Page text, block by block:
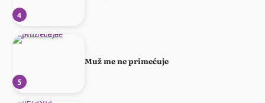
4
5
Muž me ne primećuje